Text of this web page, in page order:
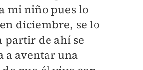
mi niño pues lo
diciembre, se lo
partir de ahí se
a aventar una